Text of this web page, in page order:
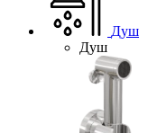
Душ
Душ